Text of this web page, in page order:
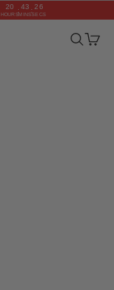
20
HOURS
: 43
MINS
: 25
SECS
Buscar
Cesta